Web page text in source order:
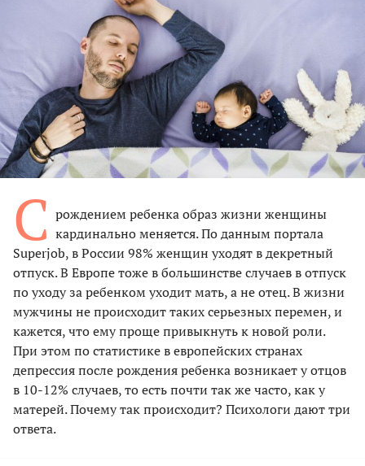
С рождением ребенка образ жизни женщины
кардинально меняется. По данным портала
Superjob, в России 98% женщин уходят в декретный
отпуск. В Европе тоже в большинстве случаев в отпуск
по уходу за ребенком уходит мать, а не отец. В жизни
мужчины не происходит таких серьезных перемен, и
кажется, что ему проще привыкнуть к новой роли.
При этом по статистике в европейских странах
депрессия после рождения ребенка возникает у отцов
в 10-12% случаев, то есть почти так же часто, как у
матерей. Почему так происходит? Психологи дают три
ответа.